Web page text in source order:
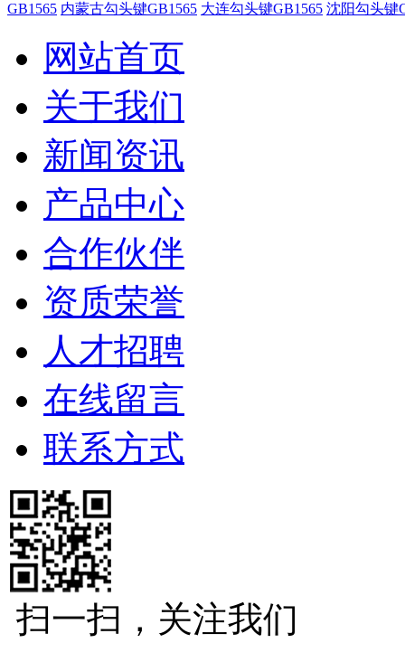
GB1565 内蒙古勾头键GB1565 大连勾头键GB1565 沈阳勾头键
网站首页
关于我们
新闻资讯
产品中心
合作伙伴
资质荣誉
人才招聘
在线留言
联系方式
扫一扫，关注我们